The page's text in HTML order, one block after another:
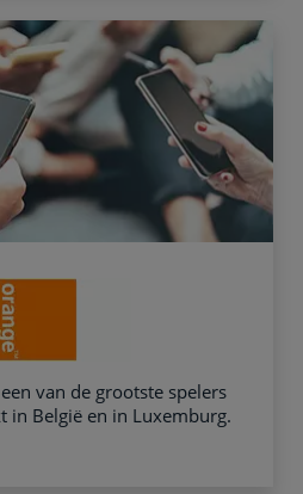
van de grootste spelers
in België en in Luxemburg.